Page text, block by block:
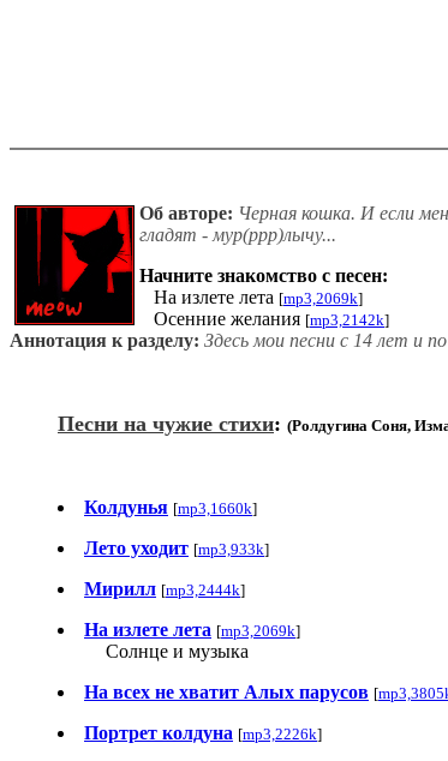
Об авторе: Черная кошка. И если
гладят - мур(ррр)лычу...
Начните знакомство с песен:
На излете лета [mp3,2069k]
Осенние желания [mp3,2142k]
Аннотация к разделу: Здесь мои песни с 14 лет и
Песни на чужие стихи: (Ролдугина Соня,
Колдунья [mp3,1660k]
Лето уходит [mp3,933k]
Мирилл [mp3,2444k]
На излете лета [mp3,2069k]
Солнце и музыка
На всех не хватит Алых парусов [
Портрет колдуна [mp3,2226k]